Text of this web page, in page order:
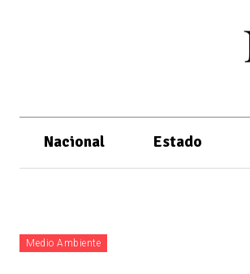
Nacional Estado
Medio Ambiente